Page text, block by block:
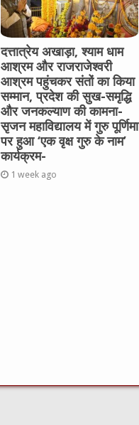
दत्तात्रेय अखाड़ा, श्याम धाम
आश्रम और राजराजेश्वरी
आश्रम पहुंचकर संतों का किया
सम्मान, प्रदेश की सुख-समृद्धि
और जनकल्याण की कामना-
सृजन महाविद्यालय में गुरु पूर्णिमा
पर हुआ ‘एक वृक्ष गुरु के नाम’
कार्यक्रम-
1 week ago